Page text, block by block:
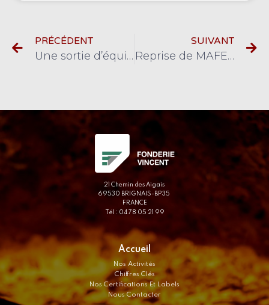
PRÉCÉDENT
Une sortie d’équipe pour FONDERIE VINCENT
SUIVANT
Reprise de MAFE INDUSTRIE
21 Chemin des Aigais
69530 BRIGNAIS-BP35
FRANCE
Tél : 04 78 05 21 99
Accueil
Nos Activités
Chiffres Clés
Nos Certifications Et Labels
Nous Contacter